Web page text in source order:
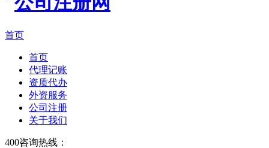
首页
首页
代理记账
资质代办
外资服务
公司注册
关于我们
400咨询热线：